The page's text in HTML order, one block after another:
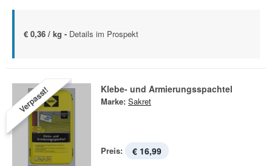
€ 0,36 / kg - Details im Prospekt
Verpasst! Klebe- und Armierungsspachtel
Marke: Sakret
Preis: € 16,99